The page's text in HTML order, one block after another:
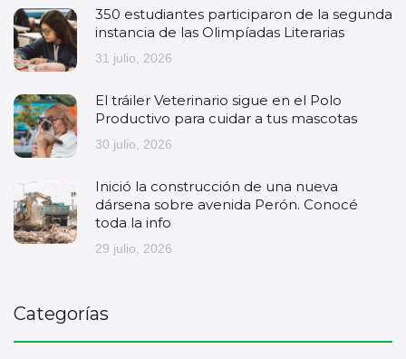
350 estudiantes participaron de la segunda
instancia de las Olimpíadas Literarias
31 julio, 2026
El tráiler Veterinario sigue en el Polo
Productivo para cuidar a tus mascotas
30 julio, 2026
Inició la construcción de una nueva
dársena sobre avenida Perón. Conocé
toda la info
29 julio, 2026
Categorías